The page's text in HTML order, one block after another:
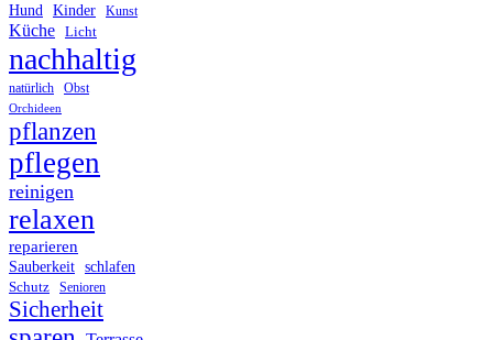
Hund Kinder Kunst
Küche Licht
nachhaltig
natürlich Obst
Orchideen
pflanzen
pflegen
reinigen
relaxen
reparieren
Sauberkeit schlafen
Schutz Senioren
Sicherheit